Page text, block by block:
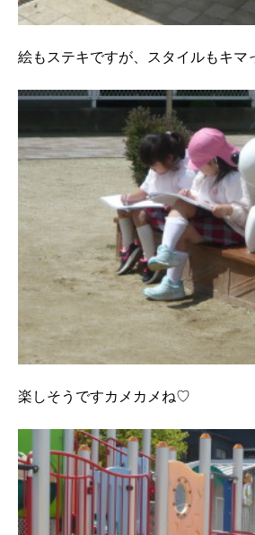
絵もステキですが、スタイルもキマ
楽しそうですカメカメね♡